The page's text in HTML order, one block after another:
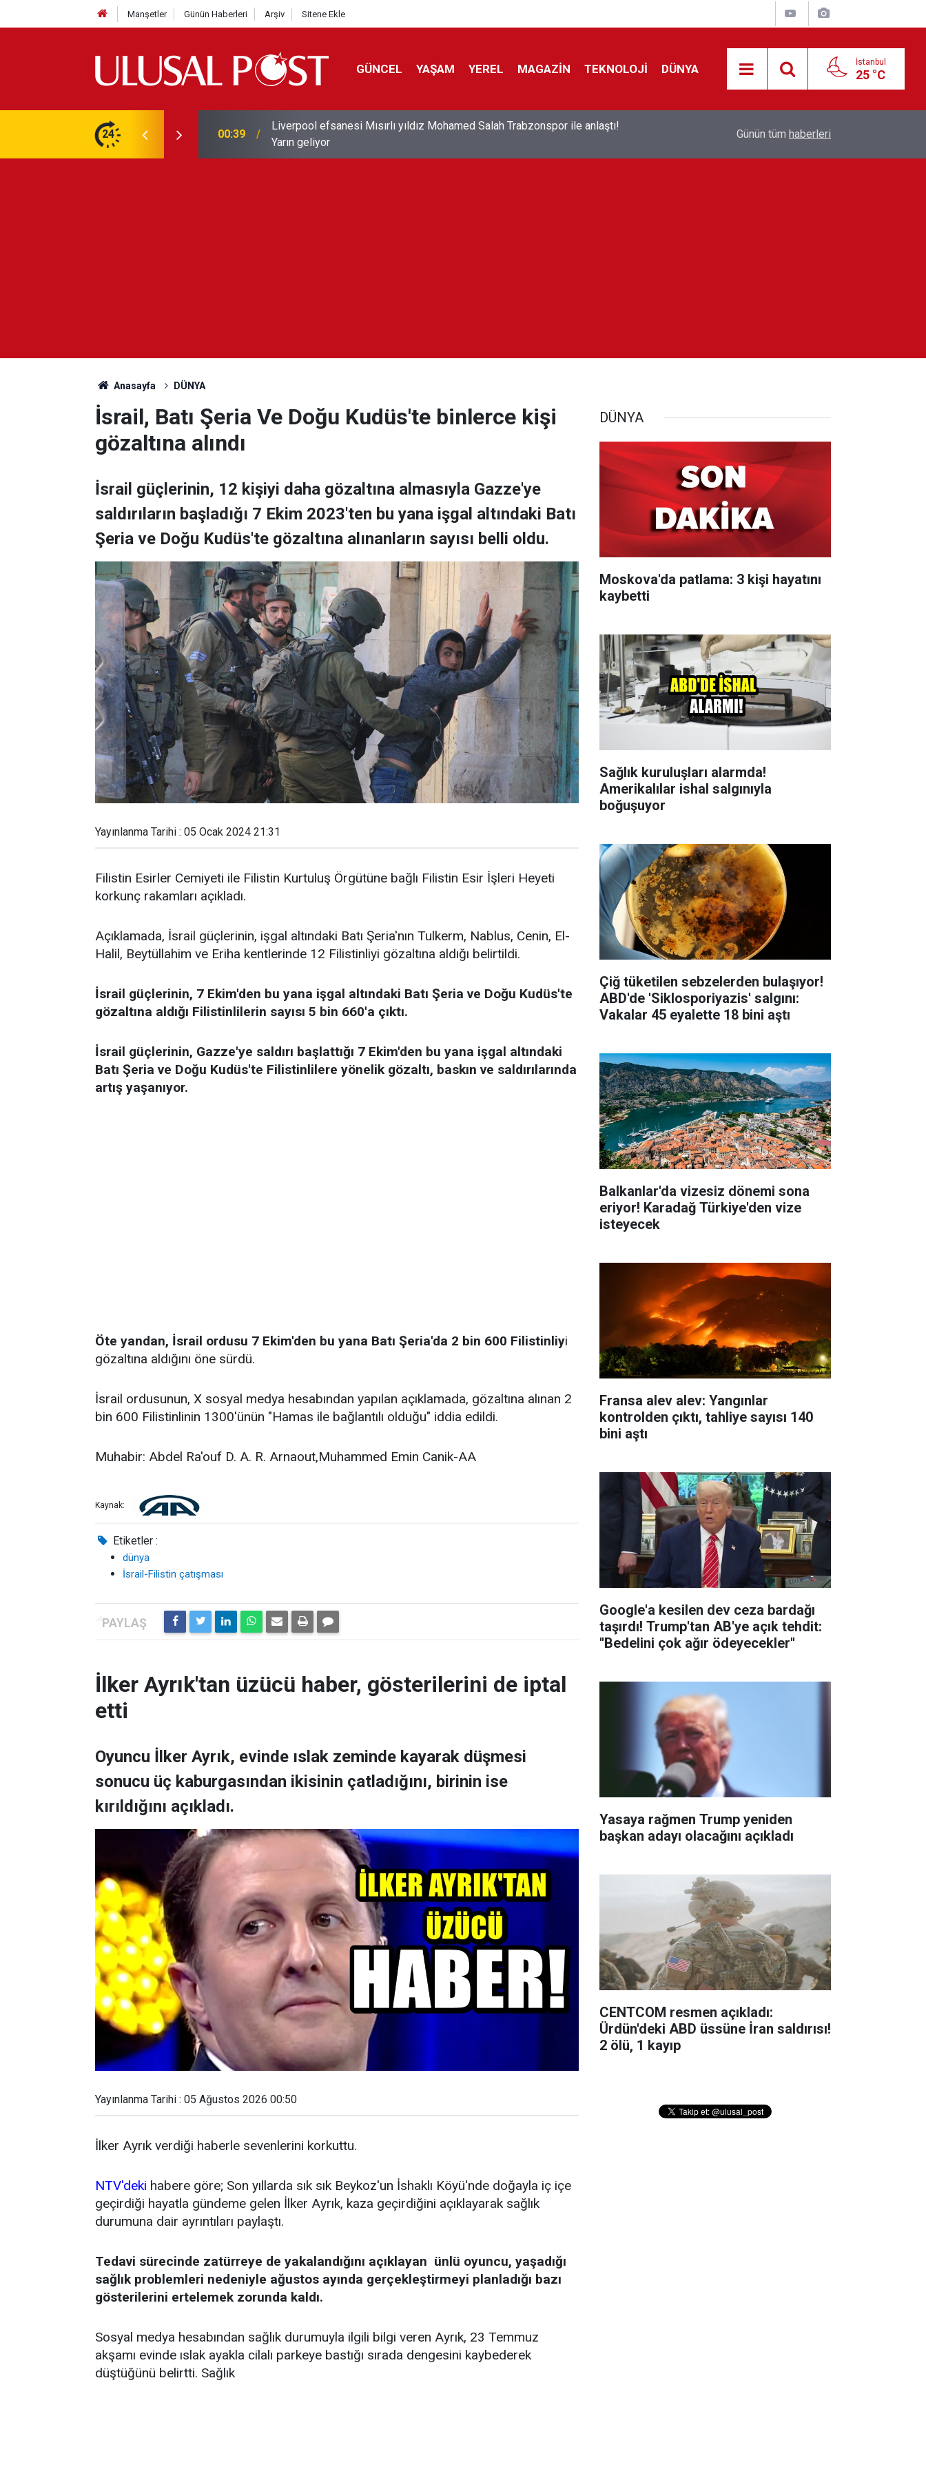
Manşetler Günün Haberleri Arşiv Sitene Ekle
GÜNCEL YAŞAM YEREL MAGAZİN TEKNOLOJİ DÜNYA İstanbul
25 °C
24 00:39
Liverpool efsanesi Mısırlı yıldız Mohamed Salah Trabzonspor ile anlaştı!
Yarın geliyor
Feridun Düzağaç sahnelere ara verdi: ''En az
Günün tüm haberleri
Anasayfa DÜNYA
İsrail, Batı Şeria Ve Doğu Kudüs'te binlerce kişi
gözaltına alındı
İsrail güçlerinin, 12 kişiyi daha gözaltına almasıyla Gazze'ye
saldırıların başladığı 7 Ekim 2023'ten bu yana işgal altındaki Batı
Şeria ve Doğu Kudüs'te gözaltına alınanların sayısı belli oldu.
Yayınlanma Tarihi : 05 Ocak 2024 21:31
Filistin Esirler Cemiyeti ile Filistin Kurtuluş Örgütüne bağlı Filistin Esir İşleri Heyeti
korkunç rakamları açıkladı.
Açıklamada, İsrail güçlerinin, işgal altındaki Batı Şeria'nın Tulkerm, Nablus, Cenin, El-
Halil, Beytüllahim ve Eriha kentlerinde 12 Filistinliyi gözaltına aldığı belirtildi.
İsrail güçlerinin, 7 Ekim'den bu yana işgal altındaki Batı Şeria ve Doğu Kudüs'te
gözaltına aldığı Filistinlilerin sayısı 5 bin 660'a çıktı.
İsrail güçlerinin, Gazze'ye saldırı başlattığı 7 Ekim'den bu yana işgal altındaki
Batı Şeria ve Doğu Kudüs'te Filistinlilere yönelik gözaltı, baskın ve saldırılarında
artış yaşanıyor.
Öte yandan, İsrail ordusu 7 Ekim'den bu yana Batı Şeria'da 2 bin 600 Filistinliyi
gözaltına aldığını öne sürdü.
İsrail ordusunun, X sosyal medya hesabından yapılan açıklamada, gözaltına alınan 2
bin 600 Filistinlinin 1300'ünün "Hamas ile bağlantılı olduğu" iddia edildi.
Muhabir: Abdel Ra'ouf D. A. R. Arnaout,Muhammed Emin Canik-AA
Kaynak:
Etiketler :
dünya
İsrail-Filistin çatışması
İlker Ayrık'tan üzücü haber, gösterilerini de iptal
etti
Oyuncu İlker Ayrık, evinde ıslak zeminde kayarak düşmesi
sonucu üç kaburgasından ikisinin çatladığını, birinin ise
kırıldığını açıkladı.
Yayınlanma Tarihi : 05 Ağustos 2026 00:50
İlker Ayrık verdiği haberle sevenlerini korkuttu.
NTV'deki habere göre; Son yıllarda sık sık Beykoz'un İshaklı Köyü'nde doğayla iç içe
geçirdiği hayatla gündeme gelen İlker Ayrık, kaza geçirdiğini açıklayarak sağlık
durumuna dair ayrıntıları paylaştı.
Tedavi sürecinde zatürreye de yakalandığını açıklayan ünlü oyuncu, yaşadığı
sağlık problemleri nedeniyle ağustos ayında gerçekleştirmeyi planladığı bazı
gösterilerini ertelemek zorunda kaldı.
Sosyal medya hesabından sağlık durumuyla ilgili bilgi veren Ayrık, 23 Temmuz
akşamı evinde ıslak ayakla cilalı parkeye bastığı sırada dengesini kaybederek
düştüğünü belirtti. Sağlık
DÜNYA
Moskova'da patlama: 3 kişi hayatını
kaybetti
Sağlık kuruluşları alarmda!
Amerikalılar ishal salgınıyla
boğuşuyor
Çiğ tüketilen sebzelerden bulaşıyor!
ABD'de 'Siklosporiyazis' salgını:
Vakalar 45 eyalette 18 bini aştı
Balkanlar'da vizesiz dönemi sona
eriyor! Karadağ Türkiye'den vize
isteyecek
Fransa alev alev: Yangınlar
kontrolden çıktı, tahliye sayısı 140
bini aştı
Google'a kesilen dev ceza bardağı
taşırdı! Trump'tan AB'ye açık tehdit:
''Bedelini çok ağır ödeyecekler''
Yasaya rağmen Trump yeniden
başkan adayı olacağını açıkladı
CENTCOM resmen açıkladı:
Ürdün'deki ABD üssüne İran saldırısı!
2 ölü, 1 kayıp